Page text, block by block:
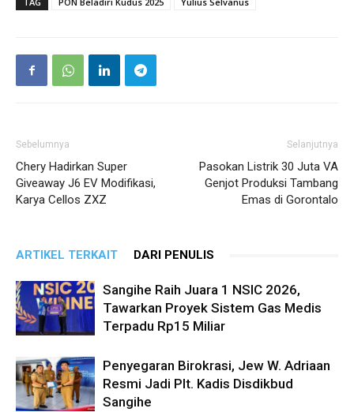
Sebelumnya
Chery Hadirkan Super
Giveaway J6 EV Modifikasi,
Karya Cellos ZXZ
Selanjutnya
Pasokan Listrik 30 Juta VA
Genjot Produksi Tambang
Emas di Gorontalo
ARTIKEL TERKAIT DARI PENULIS
Sangihe Raih Juara 1 NSIC 2026,
Tawarkan Proyek Sistem Gas Medis
Terpadu Rp15 Miliar
Penyegaran Birokrasi, Jew W. Adriaan
Resmi Jadi Plt. Kadis Disdikbud
Sangihe